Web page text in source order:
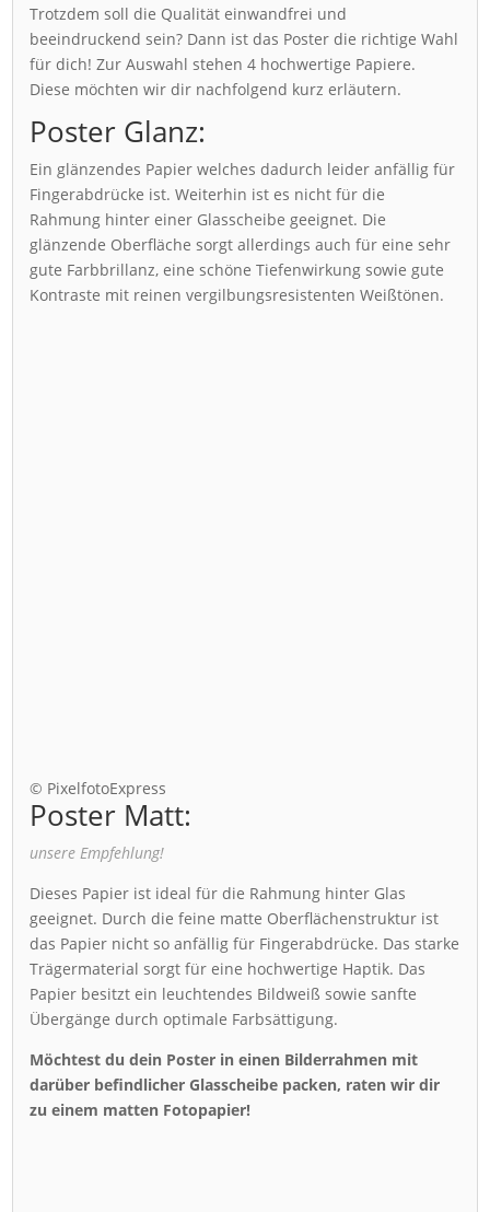
Trotzdem soll die Qualität einwandfrei und
beeindruckend sein? Dann ist das Poster die richtige Wahl
für dich! Zur Auswahl stehen 4 hochwertige Papiere.
Diese möchten wir dir nachfolgend kurz erläutern.
Poster Glanz:
Ein glänzendes Papier welches dadurch leider anfällig für
Fingerabdrücke ist. Weiterhin ist es nicht für die
Rahmung hinter einer Glasscheibe geeignet. Die
glänzende Oberfläche sorgt allerdings auch für eine sehr
gute Farbbrillanz, eine schöne Tiefenwirkung sowie gute
Kontraste mit reinen vergilbungsresistenten Weißtönen.
© PixelfotoExpress
Poster Matt:
unsere Empfehlung!
Dieses Papier ist ideal für die Rahmung hinter Glas
geeignet. Durch die feine matte Oberflächenstruktur ist
das Papier nicht so anfällig für Fingerabdrücke. Das starke
Trägermaterial sorgt für eine hochwertige Haptik. Das
Papier besitzt ein leuchtendes Bildweiß sowie sanfte
Übergänge durch optimale Farbsättigung.
Möchtest du dein Poster in einen Bilderrahmen mit
darüber befindlicher Glasscheibe packen, raten wir dir
zu einem matten Fotopapier!